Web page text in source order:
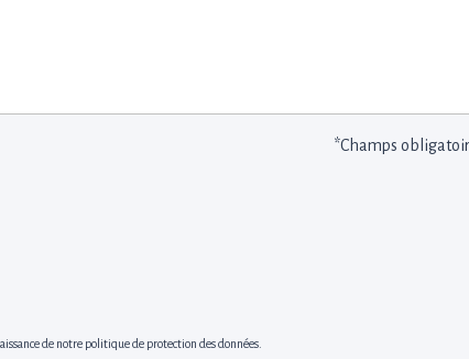
*Champs
de notre politique de protection des données.